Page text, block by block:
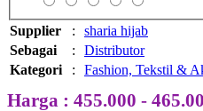
Supplier :
sharia hijab
Sebagai
:
Distributor
Kategori
: Fashion, Tekstil &
Harga : 455.000 -